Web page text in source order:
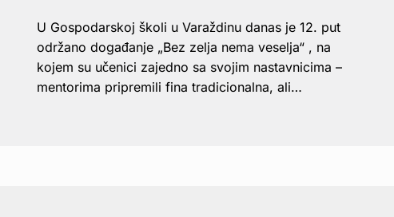
U Gospodarskoj školi u Varaždinu danas je 12. put
održano događanje „Bez zelja nema veselja“ , na
kojem su učenici zajedno sa svojim nastavnicima –
mentorima pripremili fina tradicionalna, ali…